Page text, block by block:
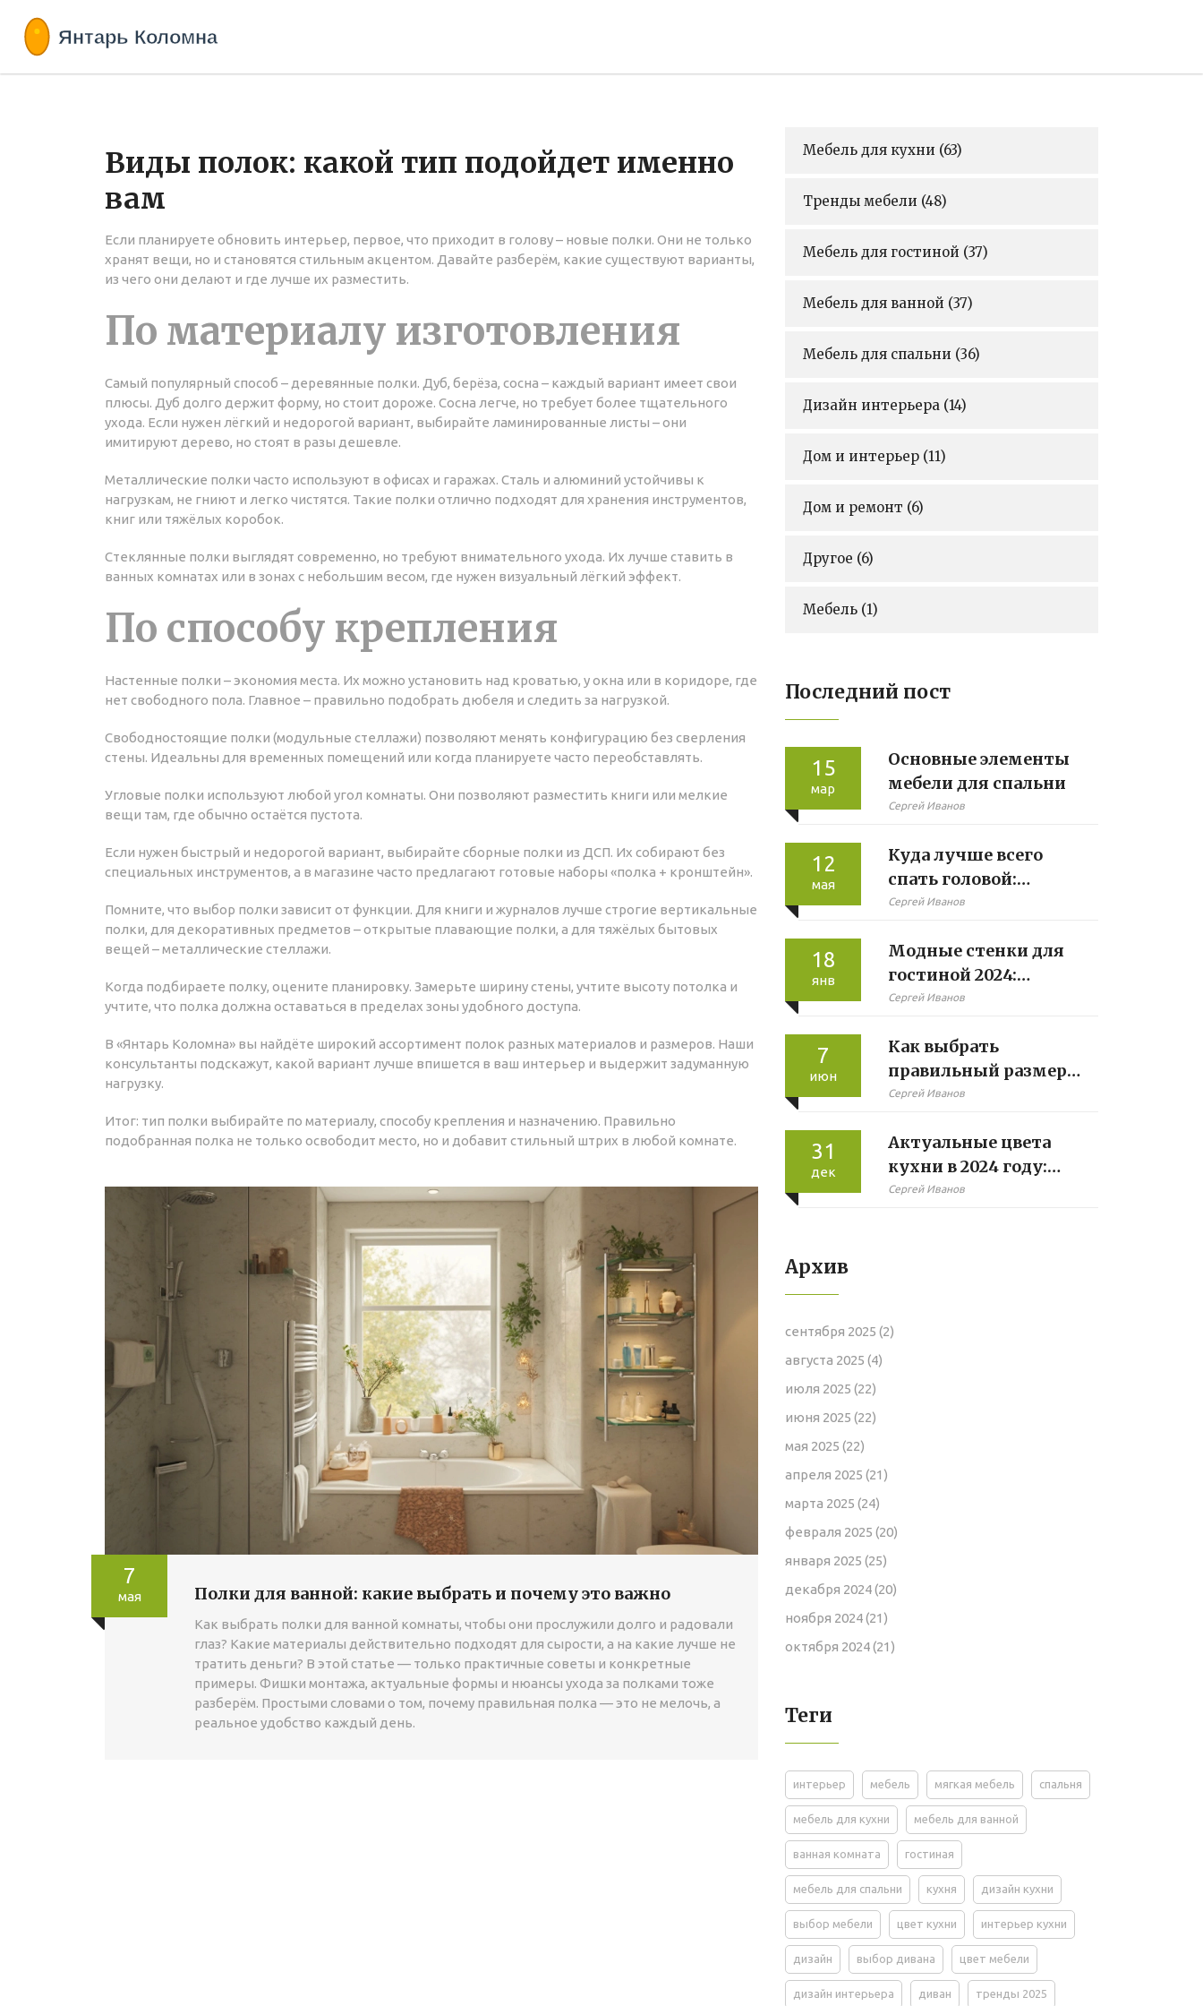
Виды полок: какой тип подойдет именно
вам
Если планируете обновить интерьер, первое, что приходит в голову – новые полки. Они не только
хранят вещи, но и становятся стильным акцентом. Давайте разберём, какие существуют варианты,
из чего они делают и где лучше их разместить.
По материалу изготовления
Самый популярный способ – деревянные полки. Дуб, берёза, сосна – каждый вариант имеет свои
плюсы. Дуб долго держит форму, но стоит дороже. Сосна легче, но требует более тщательного
ухода. Если нужен лёгкий и недорогой вариант, выбирайте ламинированные листы – они
имитируют дерево, но стоят в разы дешевле.
Металлические полки часто используют в офисах и гаражах. Сталь и алюминий устойчивы к
нагрузкам, не гниют и легко чистятся. Такие полки отлично подходят для хранения инструментов,
книг или тяжёлых коробок.
Стеклянные полки выглядят современно, но требуют внимательного ухода. Их лучше ставить в
ванных комнатах или в зонах с небольшим весом, где нужен визуальный лёгкий эффект.
По способу крепления
Настенные полки – экономия места. Их можно установить над кроватью, у окна или в коридоре, где
нет свободного пола. Главное – правильно подобрать дюбеля и следить за нагрузкой.
Свободностоящие полки (модульные стеллажи) позволяют менять конфигурацию без сверления
стены. Идеальны для временных помещений или когда планируете часто переобставлять.
Угловые полки используют любой угол комнаты. Они позволяют разместить книги или мелкие
вещи там, где обычно остаётся пустота.
Если нужен быстрый и недорогой вариант, выбирайте сборные полки из ДСП. Их собирают без
специальных инструментов, а в магазине часто предлагают готовые наборы «полка + кронштейн».
Помните, что выбор полки зависит от функции. Для книги и журналов лучше строгие вертикальные
полки, для декоративных предметов – открытые плавающие полки, а для тяжёлых бытовых
вещей – металлические стеллажи.
Когда подбираете полку, оцените планировку. Замерьте ширину стены, учтите высоту потолка и
учтите, что полка должна оставаться в пределах зоны удобного доступа.
В «Янтарь Коломна» вы найдёте широкий ассортимент полок разных материалов и размеров. Наши
консультанты подскажут, какой вариант лучше впишется в ваш интерьер и выдержит задуманную
нагрузку.
Итог: тип полки выбирайте по материалу, способу крепления и назначению. Правильно
подобранная полка не только освободит место, но и добавит стильный штрих в любой комнате.
7
мая Полки для ванной: какие выбрать и почему это важно
Как выбрать полки для ванной комнаты, чтобы они прослужили долго и радовали
глаз? Какие материалы действительно подходят для сырости, а на какие лучше не
тратить деньги? В этой статье — только практичные советы и конкретные
примеры. Фишки монтажа, актуальные формы и нюансы ухода за полками тоже
разберём. Простыми словами о том, почему правильная полка — это не мелочь, а
реальное удобство каждый день.
Мебель для кухни (63)
Тренды мебели (48)
Мебель для гостиной (37)
Мебель для ванной (37)
Мебель для спальни (36)
Дизайн интерьера (14)
Дом и интерьер (11)
Дом и ремонт (6)
Другое (6)
Мебель (1)
Последний пост
15
мар
Основные элементы
мебели для спальни
Сергей Иванов
12
мая
Куда лучше всего
спать головой:
простые правила для
Сергей Иванов
18
янв
Модные стенки для
гостиной 2024:
тренды и советы
Сергей Иванов
7
июн
Как выбрать
правильный размер
дивана для гостиной
Сергей Иванов
31
дек
Актуальные цвета
кухни в 2024 году:
стильные решения
Сергей Иванов
Архив
сентября 2025 (2)
августа 2025 (4)
июля 2025 (22)
июня 2025 (22)
мая 2025 (22)
апреля 2025 (21)
марта 2025 (24)
февраля 2025 (20)
января 2025 (25)
декабря 2024(20)
ноября 2024(21)
октября 2024(21)
Теги
интерьер мебель мягкая мебель спальня
мебель для кухни мебель для ванной
ванная комната гостиная
мебель для спальни кухня дизайн кухни
выбор мебели цвет кухни интерьер кухни
дизайн выбор дивана цвет мебели
дизайн интерьера диван тренды 2025